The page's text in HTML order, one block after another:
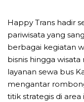
Happy Trans hadir
pariwisata yang
berbagai kegiatan
bisnis hingga
layanan sewa bus
mengantar
titik strategis di